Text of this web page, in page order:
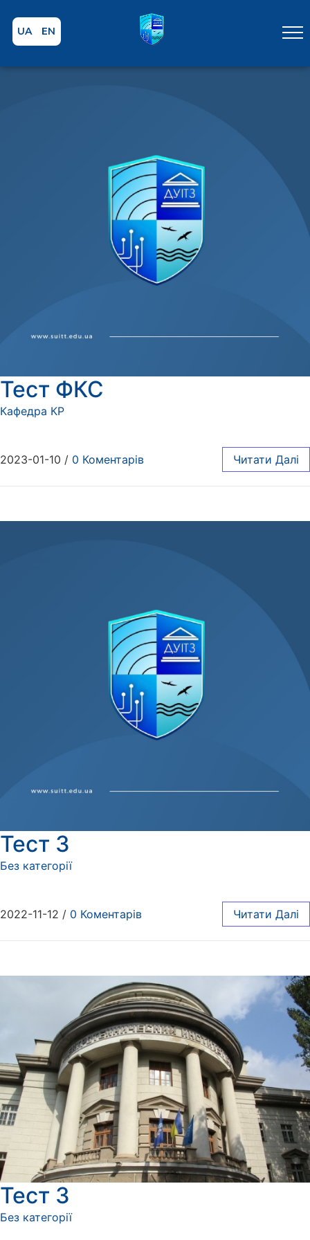
UA EN
Тест ФКС
Кафедра КР
2023-01-10 / 0 Коментарів Читати Далі
Тест 3
Без категорії
2022-11-12 / 0 Коментарів Читати Далі
Тест 3
Без категорії